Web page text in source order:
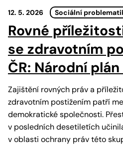
12. 5. 2026 Sociální
Rovné
se zdravotním
ČR: Národní
Zajištění rovných práv a
zdravotním postižením patří
demokratické společnosti.
v posledních desetiletích
v oblasti ochrany práv této